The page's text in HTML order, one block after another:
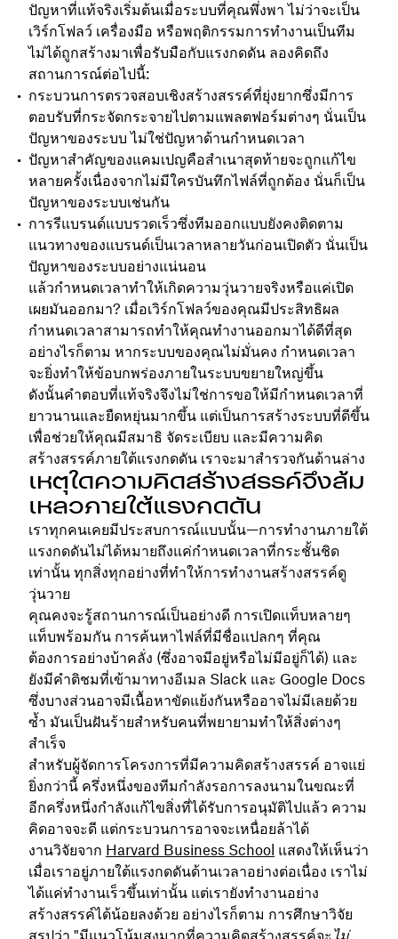
ปัญหาที่แท้จริงเริ่มต้นเมื่อระบบที่คุณพึ่งพา ไม่ว่าจะเป็น
เวิร์กโฟลว์ เครื่องมือ หรือพฤติกรรมการทำงานเป็นทีม
ไม่ได้ถูกสร้างมาเพื่อรับมือกับแรงกดดัน ลองคิดถึง
สถานการณ์ต่อไปนี้:
กระบวนการตรวจสอบเชิงสร้างสรรค์ที่ยุ่งยากซึ่งมีการ
ตอบรับที่กระจัดกระจายไปตามแพลตฟอร์มต่างๆ นั่นเป็น
ปัญหาของระบบ ไม่ใช่ปัญหาด้านกำหนดเวลา
ปัญหาสำคัญของแคมเปญคือสำเนาสุดท้ายจะถูกแก้ไข
หลายครั้งเนื่องจากไม่มีใครบันทึกไฟล์ที่ถูกต้อง นั่นก็เป็น
ปัญหาของระบบเช่นกัน
การรีแบรนด์แบบรวดเร็วซึ่งทีมออกแบบยังคงติดตาม
แนวทางของแบรนด์เป็นเวลาหลายวันก่อนเปิดตัว นั่นเป็น
ปัญหาของระบบอย่างแน่นอน
แล้วกำหนดเวลาทำให้เกิดความวุ่นวายจริงหรือแค่เปิด
เผยมันออกมา? เมื่อเวิร์กโฟลว์ของคุณมีประสิทธิผล
กำหนดเวลาสามารถทำให้คุณทำงานออกมาได้ดีที่สุด
อย่างไรก็ตาม หากระบบของคุณไม่มั่นคง กำหนดเวลา
จะยิ่งทำให้ข้อบกพร่องภายในระบบขยายใหญ่ขึ้น
ดังนั้นคำตอบที่แท้จริงจึงไม่ใช่การขอให้มีกำหนดเวลาที่
ยาวนานและยืดหยุ่นมากขึ้น แต่เป็นการสร้างระบบที่ดีขึ้น
เพื่อช่วยให้คุณมีสมาธิ จัดระเบียบ และมีความคิด
สร้างสรรค์ภายใต้แรงกดดัน เราจะมาสำรวจกันด้านล่าง
เหตุใดความคิดสร้างสรรค์จึงล้ม
เหลวภายใต้แรงกดดัน
เราทุกคนเคยมีประสบการณ์แบบนั้น—การทำงานภายใต้
แรงกดดันไม่ได้หมายถึงแค่กำหนดเวลาที่กระชั้นชิด
เท่านั้น ทุกสิ่งทุกอย่างที่ทำให้การทำงานสร้างสรรค์ดู
วุ่นวาย
คุณคงจะรู้สถานการณ์เป็นอย่างดี การเปิดแท็บหลายๆ
แท็บพร้อมกัน การค้นหาไฟล์ที่มีชื่อแปลกๆ ที่คุณ
ต้องการอย่างบ้าคลั่ง (ซึ่งอาจมีอยู่หรือไม่มีอยู่ก็ได้) และ
ยังมีคำติชมที่เข้ามาทางอีเมล Slack และ Google Docs
ซึ่งบางส่วนอาจมีเนื้อหาขัดแย้งกันหรืออาจไม่มีเลยด้วย
ซ้ำ มันเป็นฝันร้ายสำหรับคนที่พยายามทำให้สิ่งต่างๆ
สำเร็จ
สำหรับผู้จัดการโครงการที่มีความคิดสร้างสรรค์ อาจแย่
ยิ่งกว่านี้ ครึ่งหนึ่งของทีมกำลังรอการลงนามในขณะที่
อีกครึ่งหนึ่งกำลังแก้ไขสิ่งที่ได้รับการอนุมัติไปแล้ว ความ
คิดอาจจะดี แต่กระบวนการอาจจะเหนื่อยล้าได้
งานวิจัยจาก Harvard Business School แสดงให้เห็นว่า
เมื่อเราอยู่ภายใต้แรงกดดันด้านเวลาอย่างต่อเนื่อง เราไม่
ได้แค่ทำงานเร็วขึ้นเท่านั้น แต่เรายังทำงานอย่าง
สร้างสรรค์ได้น้อยลงด้วย อย่างไรก็ตาม การศึกษาวิจัย
สรุปว่า "มีแนวโน้มสูงมากที่ความคิดสร้างสรรค์จะ ไม่